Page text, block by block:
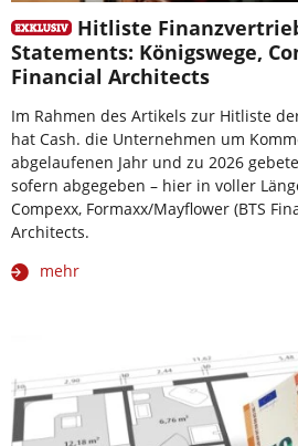
Hitliste
Statements: Königswege,
Financial Architects
Im Rahmen des Artikels zur Hitliste
hat Cash. die Unternehmen um
abgelaufenen Jahr und zu 2026
sofern abgegeben – hier in voller
Compexx, Formaxx/Mayflower (BTS
Architects.
mehr